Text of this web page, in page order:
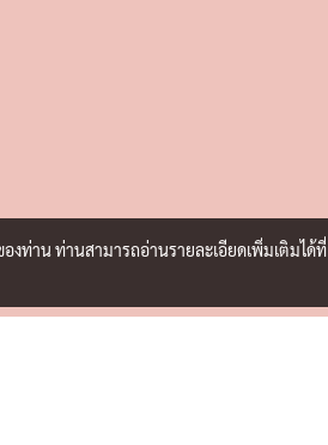
งท่าน ท่านสามารถอ่านรายละเอียดเพิ่มเติมได้ที่